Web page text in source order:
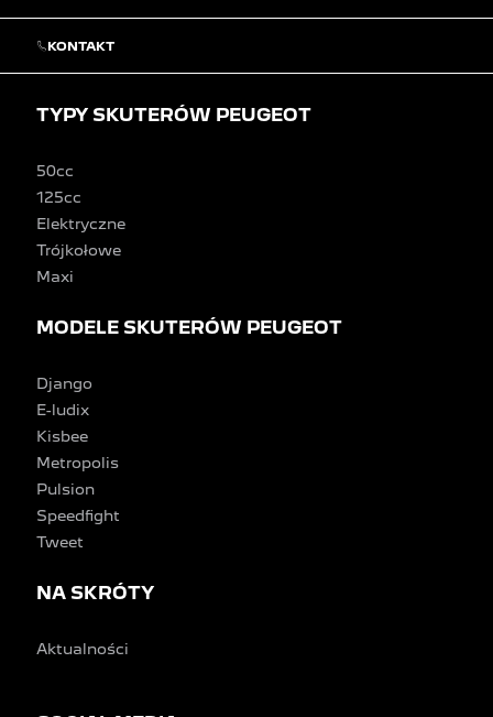
KONTAKT
TYPY SKUTERÓW PEUGEOT
50cc
125cc
Elektryczne
Trójkołowe
Maxi
MODELE SKUTERÓW PEUGEOT
Django
E-ludix
Kisbee
Metropolis
Pulsion
Speedfight
Tweet
NA SKRÓTY
Aktualności